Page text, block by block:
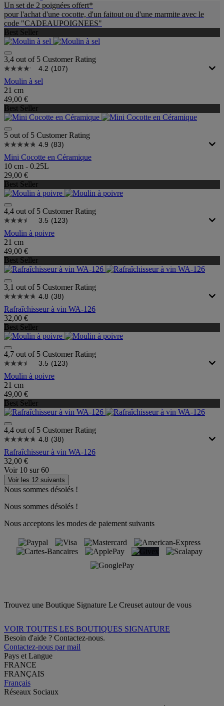
Un set de 2 poignées offert*
pour l'achat d'une cocotte, d'un faitout ou d'une marmite avec le
code "CADEAUPOIGNEES"
Best Seller
3,4 out of 5 Customer Rating
4.2 (107)
Moulin à sel
21 cm
49,00 €
Best Seller
5 out of 5 Customer Rating
4.9 (83)
Mini Cocotte en Céramique
10 cm - 0.25L
29,00 €
Best Seller
4,4 out of 5 Customer Rating
3.5 (123)
Moulin à poivre
21 cm
49,00 €
Best Seller
3,1 out of 5 Customer Rating
4.8 (38)
Rafraîchisseur à vin WA-126
32,00 €
Best Seller
4,7 out of 5 Customer Rating
3.5 (123)
Moulin à poivre
21 cm
49,00 €
Best Seller
4,4 out of 5 Customer Rating
4.8 (38)
Rafraîchisseur à vin WA-126
32,00 €
Voir 10 sur60
Voir les 12 suivants
Nous sommes désolés !
Nous sommes désolés !
Nous acceptons les modes de paiement suivants
Trouvez une Boutique Signature Le Creuset autour de vous
VOIR TOUTES LES BOUTIQUES SIGNATURE
Besoin d'aide ? Contactez-nous.
Contactez-nous par mail
Pays et Langue
FRANCE
FRANÇAIS
Français
Réseaux Sociaux